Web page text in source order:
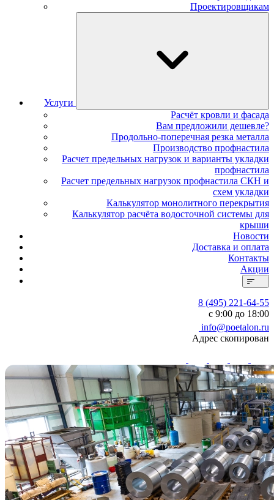
Проектировщикам
Услуги
Расчёт кровли и фасада
Вам предложили дешевле?
Продольно-поперечная резка металла
Производство профнастила
Расчет предельных нагрузок и варианты укладки
профнастила
Расчет предельных нагрузок профнастила СКН и
схем укладки
Калькулятор монолитного перекрытия
Калькулятор расчёта водосточной системы для
крыши
Новости
Доставка и оплата
Контакты
Акции
8 (495) 221-64-55
с 9:00 до 18:00
info@poetalon.ru
Адрес скопирован